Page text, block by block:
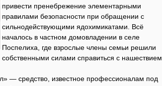
привести пренебрежение элементарными
правилами безопасности при обращении с
сильнодействующими ядохимикатами. Всё
началось в частном домовладении в селе
Поспелиха, где взрослые члены семьи решили
собственными силами справиться с нашествием
— средство, известное профессионалам под